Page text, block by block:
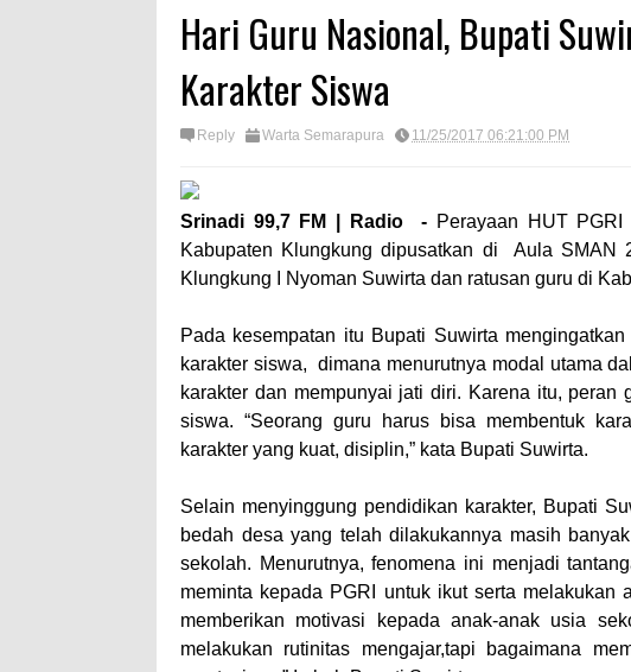
Hari Guru Nasional, Bupati
Karakter Siswa
Reply Warta Semarapura 11/25/2017 06:21:00 PM
Srinadi 99,7 FM | Radio - Perayaan HUT
Kabupaten Klungkung dipusatkan di Aula SMAN
Klungkung I Nyoman Suwirta dan ratusan guru di
Pada kesempatan itu Bupati Suwirta
karakter siswa, dimana menurutnya modal utama
karakter dan mempunyai jati diri. Karena itu, peran
siswa. “Seorang guru harus bisa membentuk
karakter yang kuat, disiplin,” kata Bupati Suwirta.
Selain menyinggung pendidikan karakter, Bupati
bedah desa yang telah dilakukannya masih
sekolah. Menurutnya, fenomena ini menjadi
meminta kepada PGRI untuk ikut serta melakukan
memberikan motivasi kepada anak-anak usia
melakukan rutinitas mengajar,tapi bagaimana